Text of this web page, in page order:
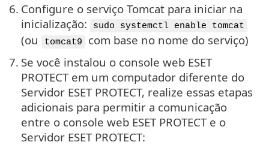
6. Configure o serviço Tomcat para iniciar na
inicialização:
sudo systemctl enable tomcat
(ou tomcat9
com base no nome do serviço)
7. Se você instalou o console web ESET
PROTECT em um computador diferente do
Servidor ESET PROTECT, realize essas etapas
adicionais para permitir a comunicação
entre o console web ESET PROTECT e o
Servidor ESET PROTECT: